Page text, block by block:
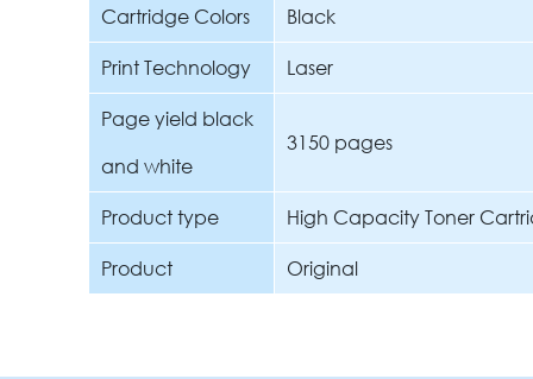
Cartridge Colors Black
Print Technology Laser
Page yield black
and white
3150 pages
Product type High Capacity Toner
Product Original